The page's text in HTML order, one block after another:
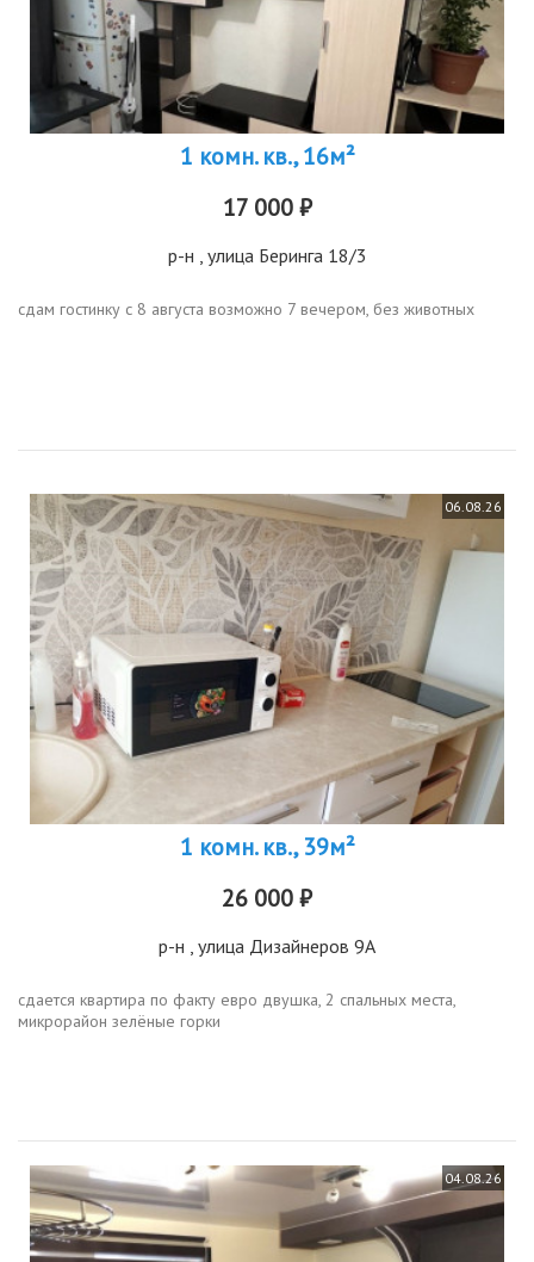
1 комн. кв., 16м²
17 000 ₽
р-н , улица Беринга 18/3
сдам гостинку с 8 августа возможно 7 вечером, без животных
06.08.26
1 комн. кв., 39м²
26 000 ₽
р-н , улица Дизайнеров 9А
сдается квартира по факту евро двушка, 2 спальных места,
микрорайон зелёные горки
04.08.26